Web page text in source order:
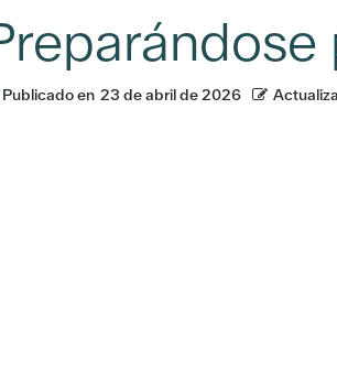
Publicado en 23 de abril de 2026